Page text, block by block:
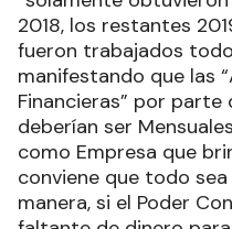
2018, los restantes
fueron trabajados
manifestando que las
Financieras” por parte
deberían ser
como Empresa que
conviene que todo
manera, si el Poder